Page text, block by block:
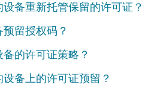
备重新托管保留的许可证？
留授权码？
的许可证策略？
备上的许可证预留？